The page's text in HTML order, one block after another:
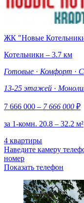
ЖК "Новые
Котельники – 3.7 км
Готовые · Комфорт ·
13-25 этажей ·
7 666 000 – 7 666 000 ₽
за 1-комн. 20.8 – 32.2 м²
4 квартиры
Наведите камеру
номер
Показать телефон